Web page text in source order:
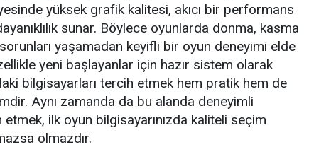
yüksek grafik kalitesi, akıcı bir performans
sunar. Böylece oyunlarda donma, kasma
yaşamadan keyifli bir oyun deneyimi elde
yeni başlayanlar için hazır sistem olarak
bilgisayarları tercih etmek hem pratik hem de
Aynı zamanda da bu alanda deneyimli
etmek, ilk oyun bilgisayarınızda kaliteli seçim
olmazdır.